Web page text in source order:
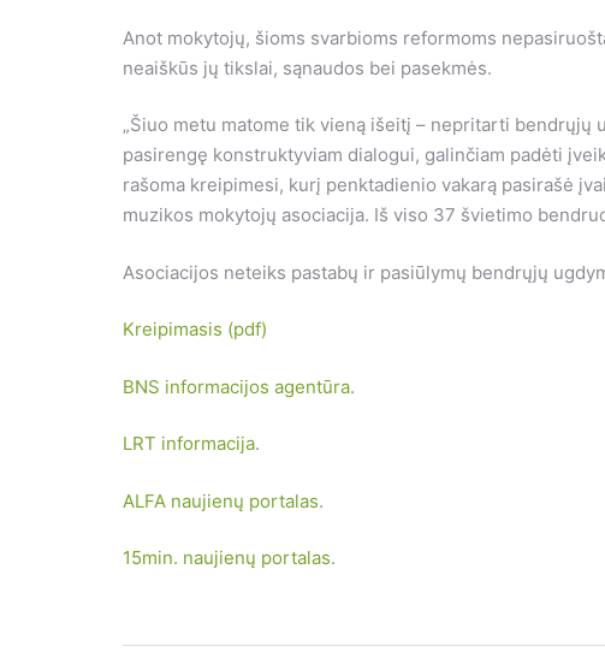
Anot mokytojų, šioms svarbioms reformoms
neaiškūs jų tikslai, sąnaudos bei pasekmės.
„Šiuo metu matome tik vieną išeitį – nepritarti
pasirengę konstruktyviam dialogui, galinčiam padėti
rašoma kreipimesi, kurį penktadienio vakarą pasirašė
muzikos mokytojų asociacija. Iš viso 37 švietimo
Asociacijos neteiks pastabų ir pasiūlymų bendrųjų
Kreipimasis (pdf)
BNS informacijos agentūra.
LRT informacija.
ALFA naujienų portalas.
15min. naujienų portalas.